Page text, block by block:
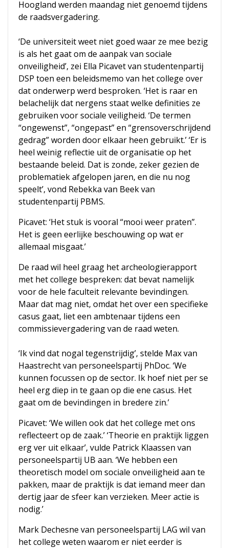
Hoogland werden maandag niet genoemd tijdens
de raadsvergadering.
‘De universiteit weet niet goed waar ze mee bezig
is als het gaat om de aanpak van sociale
onveiligheid’, zei Ella Picavet van studentenpartij
DSP toen een beleidsmemo van het college over
dat onderwerp werd besproken. ‘Het is raar en
belachelijk dat nergens staat welke definities ze
gebruiken voor sociale veiligheid. ‘De termen
“ongewenst”, “ongepast” en “grensoverschrijdend
gedrag” worden door elkaar heen gebruikt.’ ‘Er is
heel weinig reflectie uit de organisatie op het
bestaande beleid. Dat is zonde, zeker gezien de
problematiek afgelopen jaren, en die nu nog
speelt’, vond Rebekka van Beek van
studentenpartij PBMS.
Picavet: ‘Het stuk is vooral “mooi weer praten”.
Het is geen eerlijke beschouwing op wat er
allemaal misgaat.’
De raad wil heel graag het archeologierapport
met het college bespreken: dat bevat namelijk
voor de hele faculteit relevante bevindingen.
Maar dat mag niet, omdat het over een specifieke
casus gaat, liet een ambtenaar tijdens een
commissievergadering van de raad weten.
‘Ik vind dat nogal tegenstrijdig’, stelde Max van
Haastrecht van personeelspartij PhDoc. ‘We
kunnen focussen op de sector. Ik hoef niet per se
heel erg diep in te gaan op die ene casus. Het
gaat om de bevindingen in bredere zin.’
Picavet: ‘We willen ook dat het college met ons
reflecteert op de zaak.’ ‘Theorie en praktijk liggen
erg ver uit elkaar’, vulde Patrick Klaassen van
personeelspartij UB aan. ‘We hebben een
theoretisch model om sociale onveiligheid aan te
pakken, maar de praktijk is dat iemand meer dan
dertig jaar de sfeer kan verzieken. Meer actie is
nodig.’
Mark Dechesne van personeelspartij LAG wil van
het college weten waarom er niet eerder is